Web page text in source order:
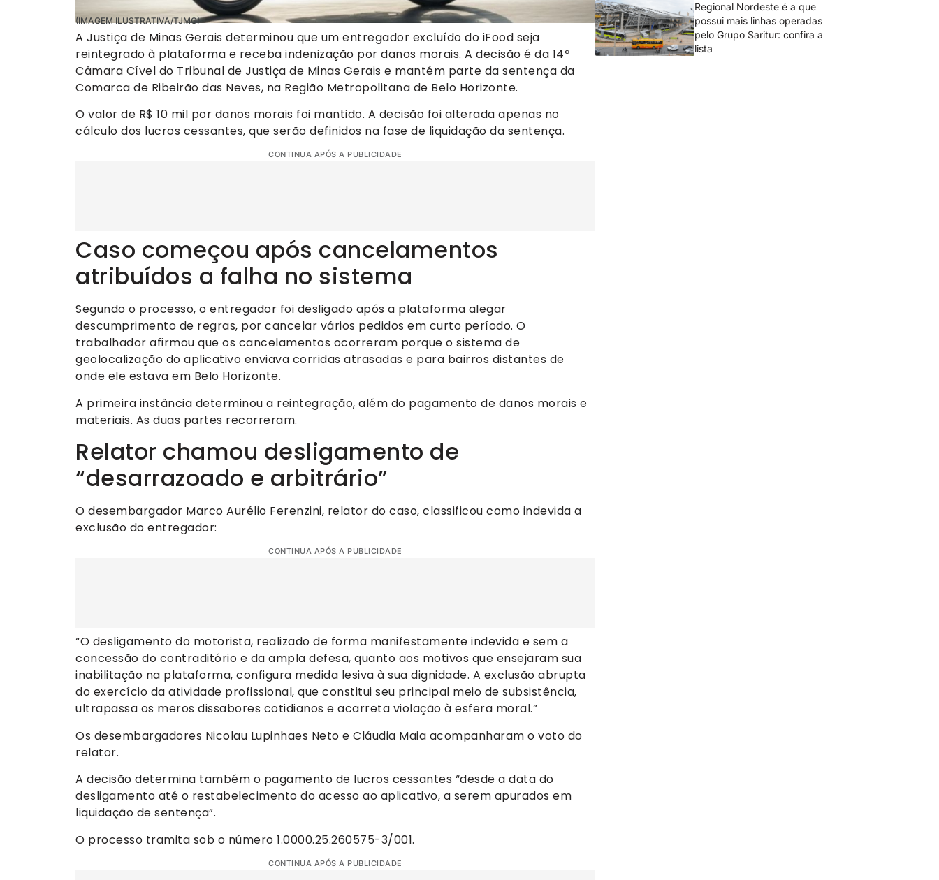
(IMAGEM ILUSTRATIVA/TJMG)
A Justiça de Minas Gerais determinou que um entregador excluído do iFood seja
reintegrado à plataforma e receba indenização por danos morais. A decisão é da 14ª
Câmara Cível do Tribunal de Justiça de Minas Gerais e mantém parte da sentença da
Comarca de Ribeirão das Neves, na Região Metropolitana de Belo Horizonte.
O valor de R$ 10 mil por danos morais foi mantido. A decisão foi alterada apenas no
cálculo dos lucros cessantes, que serão definidos na fase de liquidação da sentença.
CONTINUA APÓS A PUBLICIDADE
Caso começou após cancelamentos
atribuídos a falha no sistema
Segundo o processo, o entregador foi desligado após a plataforma alegar
descumprimento de regras, por cancelar vários pedidos em curto período. O
trabalhador afirmou que os cancelamentos ocorreram porque o sistema de
geolocalização do aplicativo enviava corridas atrasadas e para bairros distantes de
onde ele estava em Belo Horizonte.
A primeira instância determinou a reintegração, além do pagamento de danos morais e
materiais. As duas partes recorreram.
Relator chamou desligamento de
“desarrazoado e arbitrário”
O desembargador Marco Aurélio Ferenzini, relator do caso, classificou como indevida a
exclusão do entregador:
CONTINUA APÓS A PUBLICIDADE
“O desligamento do motorista, realizado de forma manifestamente indevida e sem a
concessão do contraditório e da ampla defesa, quanto aos motivos que ensejaram sua
inabilitação na plataforma, configura medida lesiva à sua dignidade. A exclusão abrupta
do exercício da atividade profissional, que constitui seu principal meio de subsistência,
ultrapassa os meros dissabores cotidianos e acarreta violação à esfera moral.”
Os desembargadores Nicolau Lupinhaes Neto e Cláudia Maia acompanharam o voto do
relator.
A decisão determina também o pagamento de lucros cessantes “desde a data do
desligamento até o restabelecimento do acesso ao aplicativo, a serem apurados em
liquidação de sentença”.
O processo tramita sob o número 1.0000.25.260575-3/001.
CONTINUA APÓS A PUBLICIDADE
Regional Nordeste é a que
possui mais linhas operadas
pelo Grupo Saritur: confira a
lista